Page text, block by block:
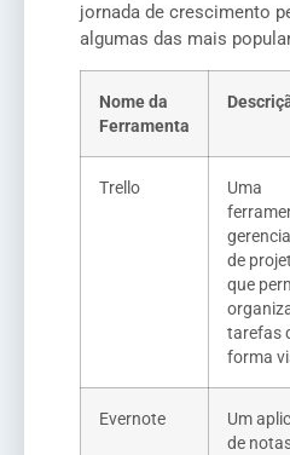
jornada de crescimento
algumas das mais
Nome da
Ferramenta
Trello
Uma
de
que
tarefas
forma
Evernote
Um
de